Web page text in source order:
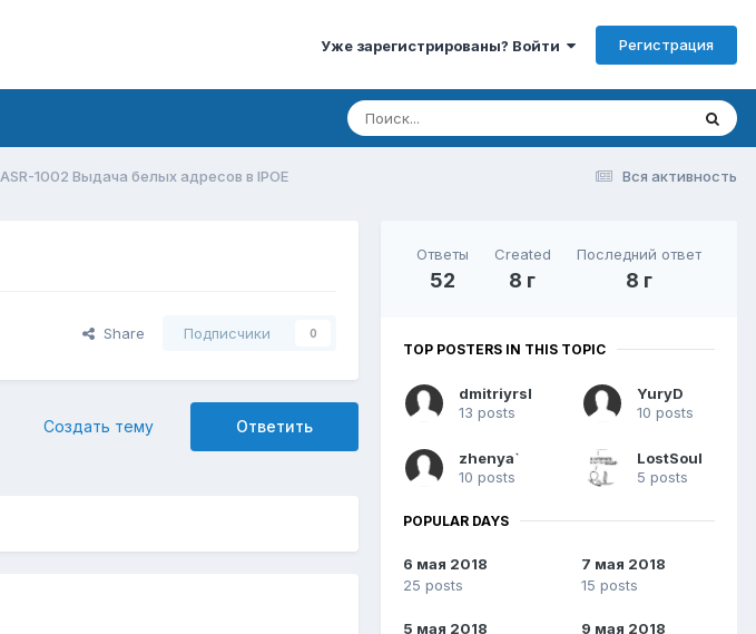
Уже зарегистрированы? Войти Регистрация
Вся активность
ASR-1002 Выдача белых адресов в IPOE
Share Подписчики 0
Ответить
Создать тему
Ответы
52
Created
8 г
Последний ответ
8 г
TOP POSTERS IN THIS TOPIC
dmitriyrsl
13 posts
YuryD
10 posts
zhenya`
10 posts
LostSoul
5 posts
POPULAR DAYS
6 мая 2018
25 posts
7 мая 2018
15 posts
5 мая 2018
9 мая 2018